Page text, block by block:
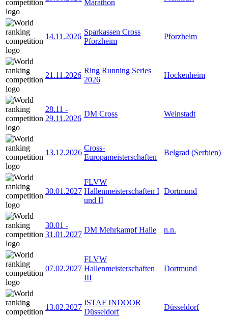
Marathon
14.11.2026
Sparkassen Cross
Pforzheim
Pforzheim
21.11.2026
Ring Running Series
2026
Hockenheim
28.11 -
29.11.2026
DM Cross Weinstadt
13.12.2026
Cross-
Europameisterschaften
Belgrad (Serbien)
30.01.2027
FLVW
Hallenmeisterschaften I
und II
Dortmund
30.01 -
31.01.2027
DM Mehrkampf Halle n.n.
07.02.2027
FLVW
Hallenmeisterschaften
III
Dortmund
13.02.2027
ISTAF INDOOR
Düsseldorf
Düsseldorf